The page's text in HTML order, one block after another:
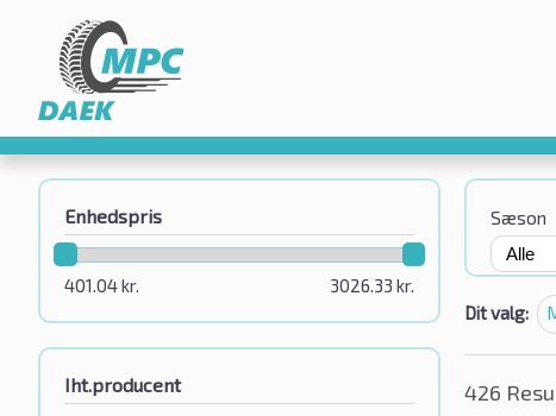
Enhedspris
3026.33 kr.
401.04kr.
Iht.producent
Sæson
Dit valg:
426